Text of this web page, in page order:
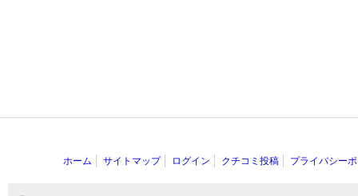
ホーム サイトマップ ログイン クチコミ投稿 プライバシー